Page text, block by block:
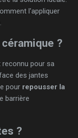
l'appliquer
?
reconnu pour sa
des jantes
pour repousser la
barrière
?